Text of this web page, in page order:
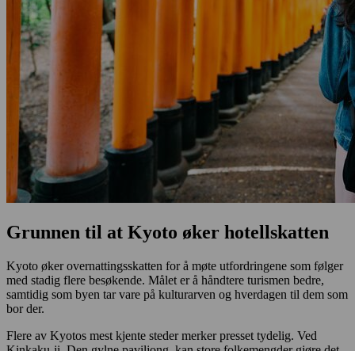
Grunnen til at Kyoto øker hotellskatten
Kyoto øker overnattingsskatten for å møte utfordringene som følger
med stadig flere besøkende. Målet er å håndtere turismen bedre,
samtidig som byen tar vare på kulturarven og hverdagen til dem som
bor der.
Flere av Kyotos mest kjente steder merker presset tydelig. Ved